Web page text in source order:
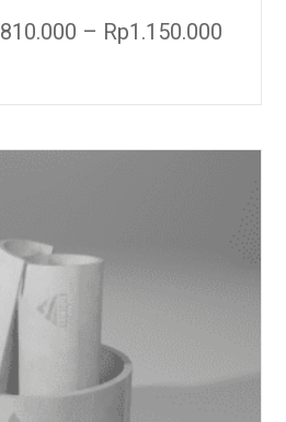
810.000 – Rp1.150.000